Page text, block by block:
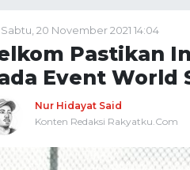
Sabtu, 20 November 2021 14:04
Pastikan
Event World
Nur Hidayat Said
Konten Redaksi Rakyatku.Com